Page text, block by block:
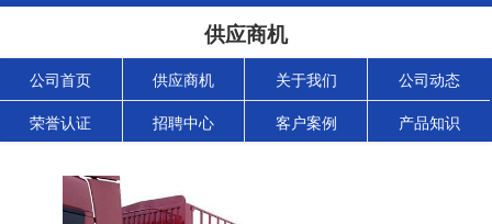
供应商机
公司首页 供应商机 关于我们 公司动态
荣誉认证 招聘中心 客户案例 产品知识